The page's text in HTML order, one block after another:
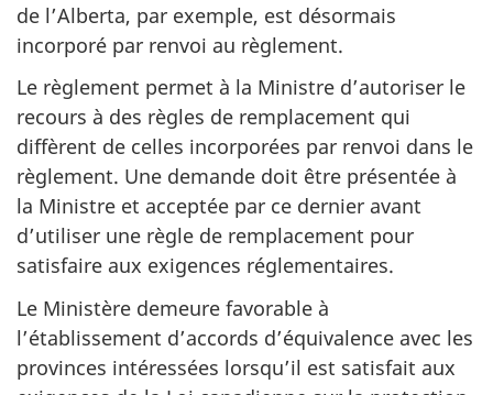
de l’Alberta, par exemple, est désormais
incorporé par renvoi au règlement.
Le règlement permet à la Ministre d’autoriser le
recours à des règles de remplacement qui
diffèrent de celles incorporées par renvoi dans le
règlement. Une demande doit être présentée à
la Ministre et acceptée par ce dernier avant
d’utiliser une règle de remplacement pour
satisfaire aux exigences réglementaires.
Le Ministère demeure favorable à
l’établissement d’accords d’équivalence avec les
provinces intéressées lorsqu’il est satisfait aux